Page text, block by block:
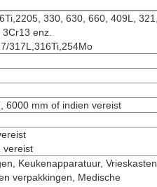
330, 630, 660, 409L, 321,
enz.
317L,316Ti,254Mo
6000 mm of indien vereist
vereist
Keukenapparatuur, Vrieskasten,
verpakkingen, Medische